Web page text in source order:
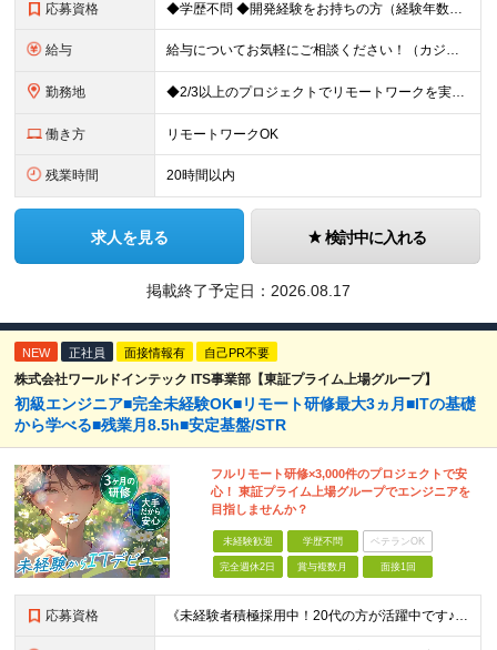
応募資格 ◆学歴不問 ◆開発経験をお持ちの方（経験年数不問） ＜こんな方は大歓迎！＞ ◎今の収入をもっと増やしたい ◎もっと上流の案件で活躍したい ◎将来のキャリアにつながる案件に携わりたい ◎自分のやりたい
給与 給与についてお気軽にご相談ください！（カジュアル面談可能） 月給35万円～＋各種手当＋賞与2回 ※固定残業代は、時間外労働の有無に関わらず40時間分を87,500円～支給 ※超過分は別途支給 ※試用
勤務地 ◆2/3以上のプロジェクトでリモートワークを実施中！ ≪自社拠点≫ ・東京本社／東京都千代田区丸の内二丁目6番1号 丸の内パークビルディング6階 ・関西支社／⼤阪府⼤阪市中央区安⼟町2-3-13 ⼤
働き方 リモートワークOK
残業時間 20時間以内
求人を見る 検討中に入れる
掲載終了予定日： 2026.08.17
NEW 正社員 面接情報有 自己PR不要
株式会社ワールドインテック ITS事業部【東証プライム上場グループ】
初級エンジニア■完全未経験OK■リモート研修最大3ヵ月■ITの基礎
から学べる■残業月8.5h■安定基盤/STR
フルリモート研修×3,000件のプロジェクトで安
心！ 東証プライム上場グループでエンジニアを
目指しませんか？
未経験歓迎 学歴不問 ベテランOK
完全週休2日 賞与複数月 面接1回
応募資格 《未経験者積極採用中！20代の方が活躍中です♪》 ◎約4割が実務未経験入社！ ■学歴・職歴は一切問いません！ ■第二新卒の方もお気軽にご相談ください♪ ■入社してから数年は、転勤の可能性があります